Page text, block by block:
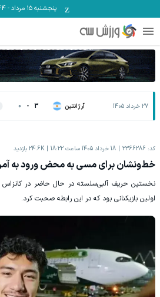
پنجشنبه ۱۵ مرداد -
27 خرداد 1405 آرژانتین 3
-
0
کد: 2366286 18 خرداد 1405 ساعت 18:22 24.6K بازدید
خط‌ونشان برای مسی به محض ورود به
نخستین حریف آلبی‌سلسته در حال حاضر در کانزاس
اولین بازیکنانی بود که در این رابطه صحبت کرد.